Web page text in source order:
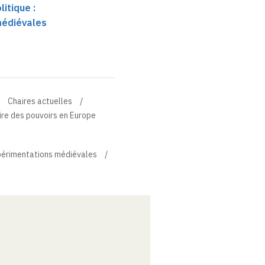
:
Chaires actuelles
des pouvoirs en Europe
médiévales